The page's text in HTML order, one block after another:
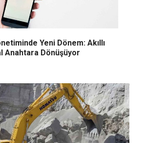
Yeni Dönem: Akıllı
Anahtara Dönüşüyor